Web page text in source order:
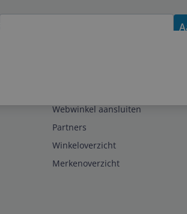
Webwinkel aansluiten
Partners
Winkeloverzicht
Merkenoverzicht